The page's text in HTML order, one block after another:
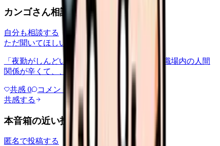
カンゴさん相談室から共有された相談
自分も相談する
ただ聞いてほしい
relationships
「夜勤がしんどい」について相談したいです 職場内の人間
関係が辛くて、、、
共感 0 コメント
共感する
本音箱の近い投稿
匿名で投稿する